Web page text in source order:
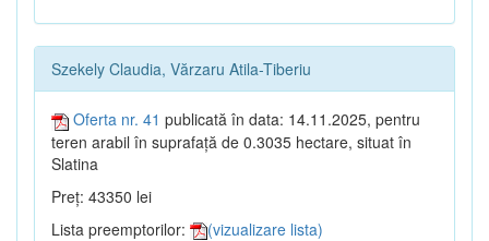
Szekely Claudia, Vărzaru Atila-Tiberiu
Oferta nr. 41 publicată în data: 14.11.2025, pentru
teren arabil în suprafață de 0.3035 hectare, situat în
Slatina
Preț: 43350 lei
Lista preemptorilor:
(vizualizare lista)